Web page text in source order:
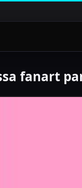
fanart